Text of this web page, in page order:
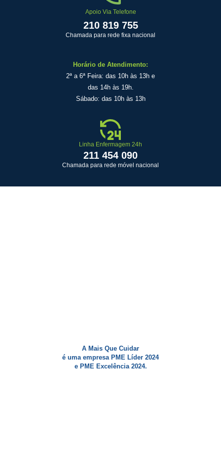
Apoio Via Telefone
210 819 755
Chamada para rede fixa nacional
Horário de Atendimento:
2ª a 6ª Feira: das 10h às 13h e
das 14h às 19h.
Sábado: das 10h às 13h
Linha Enfermagem 24h
211 454 090
Chamada para rede móvel nacional
A Mais Que Cuidar
é uma empresa PME Líder 2024
e PME Excelência 2024.